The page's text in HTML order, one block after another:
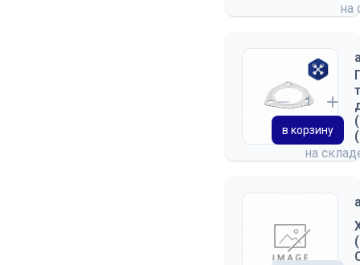
на
на
в корзину